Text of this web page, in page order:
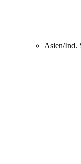
Asien/Ind.